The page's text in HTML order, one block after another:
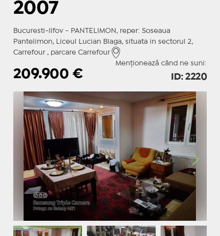
2007
Bucuresti-Ilfov - PANTELIMON, reper: Soseaua
Pantelimon, Liceul Lucian Blaga, situata in sectorul 2,
Carrefour , parcare Carrefour
Menționează când ne suni:
209.900 € ID: 2220